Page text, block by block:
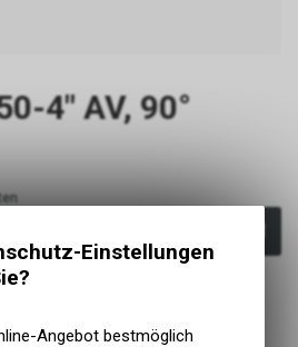
4" AV, 90°
Einstellungen
Angebot bestmöglich